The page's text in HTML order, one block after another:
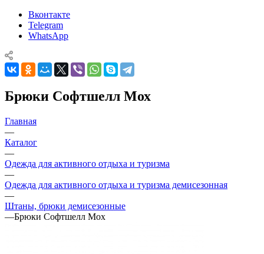
Вконтакте
Telegram
WhatsApp
Брюки Софтшелл Мох
Главная
—
Каталог
—
Одежда для активного отдыха и туризма
—
Одежда для активного отдыха и туризма демисезонная
—
Штаны, брюки демисезонные
—Брюки Софтшелл Мох